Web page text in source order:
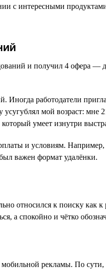
с интересными
и получил 4 офера
Иногда работодатели
мой возраст: мне
умеет изнутри
и условиям.
важен формат удалёнки.
относился к поиску как
а спокойно и чётко
мобильной рекламы. По